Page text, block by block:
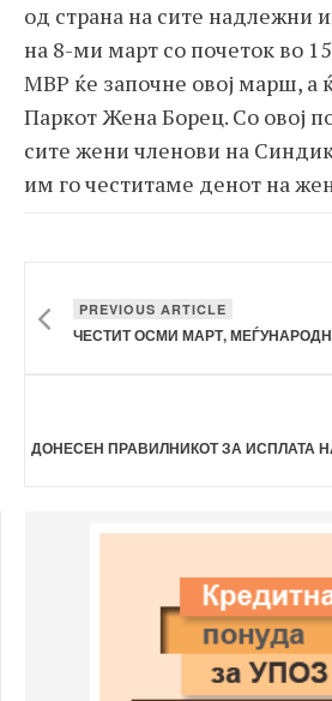
од страна на сите надлежни
на 8-ми март со почеток во
МВР ќе започне овој марш, а
Паркот Жена Борец. Со овој
сите жени членови на
им го честитаме денот на
PREVIOUS ARTICLE
ЧЕСТИТ ОСМИ МАРТ,